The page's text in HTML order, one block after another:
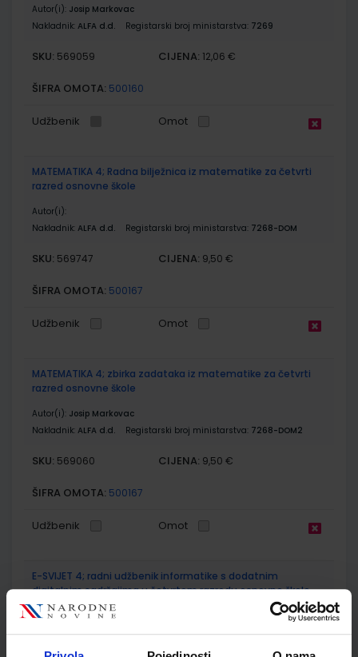
Autor(i): Josip Markovac
Nakladnik: ALFA d.d. Registarski broj ministarstva: 7269
SKU: 569059 CIJENA: 12,06 €
ŠIFRA OMOTA: 500160
Udžbenik Omot
MATEMATIKA 4; Radna bilježnica iz matematike za četvrti
razred osnovne škole
Autor(i):
Nakladnik: ALFA d.d. Registarski broj ministarstva: 7268-DOM
SKU: 569747 CIJENA: 9,50 €
ŠIFRA OMOTA: 500167
Udžbenik Omot
MATEMATIKA 4; zbirka zadataka iz matematike za četvrti
razred osnovne škole
Autor(i): Josip Markovac
Nakladnik: ALFA d.d. Registarski broj ministarstva: 7268-DOM2
SKU: 569060 CIJENA: 9,50 €
ŠIFRA OMOTA: 500167
Udžbenik Omot
E-SVIJET 4; radni udžbenik informatike s dodatnim
digitalnim sadržajima u četvrtom razredu osnovne škole
Autor(i):
Blagus Ljubić Klemše Ružić Stančić
Nakladnik:ŠKOLSKA KNJIGA d.d. Registarski broj ministarstva:7004